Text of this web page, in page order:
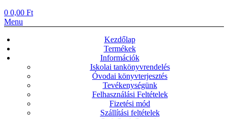
0 0,00 Ft
Menu
Kezdőlap
Termékek
Információk
Iskolai tankönyvrendelés
Óvodai könyvterjesztés
Tevékenységünk
Felhasználási Feltételek
Fizetési mód
Szállítási feltételek